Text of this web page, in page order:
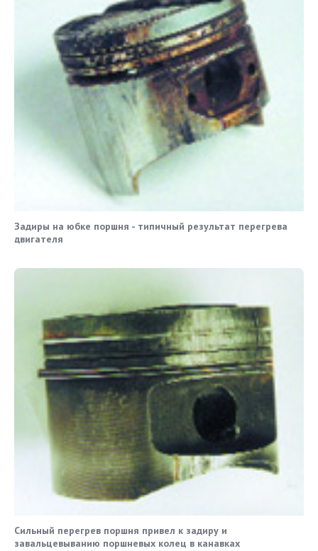
Задиры на юбке поршня - типичный результат перегрева
двигателя
Сильный перегрев поршня привел к задиру и
завальцевыванию поршневых колец в канавках